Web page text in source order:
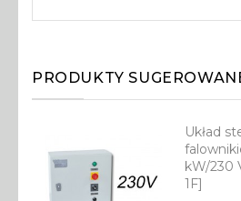
PRODUKTY
Układ
kW/230
1F]